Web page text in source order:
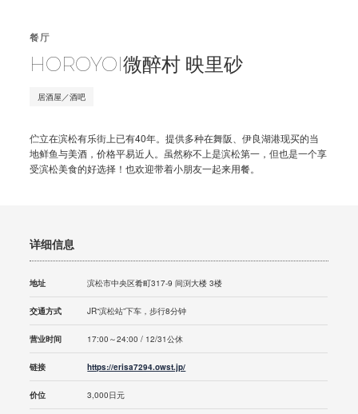
餐厅
HOROYOI微醉村 映里砂
居酒屋／酒吧
伫立在滨松有乐街上已有40年。提供多种在舞阪、伊良湖港现买的当
地鲜鱼与美酒，价格平易近人。虽然称不上是滨松第一，但也是一个享
受滨松美食的好选择！也欢迎带着小朋友一起来用餐。
详细信息
地址 滨松市中央区肴町317-9 间渕大楼 3楼
交通方式 JR“滨松站”下车，步行8分钟
营业时间 17:00～24:00 / 12/31公休
链接 https://erisa7294.owst.jp/
价位 3,000日元